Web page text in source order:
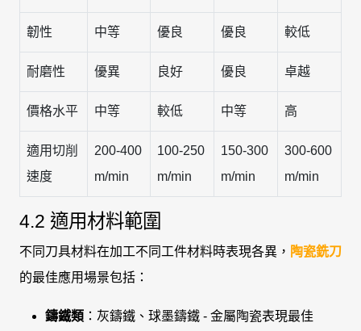
韌性 中等 優良 優良 較低
耐磨性 優異 良好 優良 卓越
價格水平 中等 較低 中等 高
適用切削
速度
200-400
m/min
100-250
m/min
150-300
m/min
300-600
m/min
4.2 適用材料範圍
不同刀具材料在加工不同工件材料時表現各異， 陶瓷銑刀
的最佳應用場景包括：
鑄鐵類 ：灰鑄鐵、球墨鑄鐵 - 金屬陶瓷表現最佳